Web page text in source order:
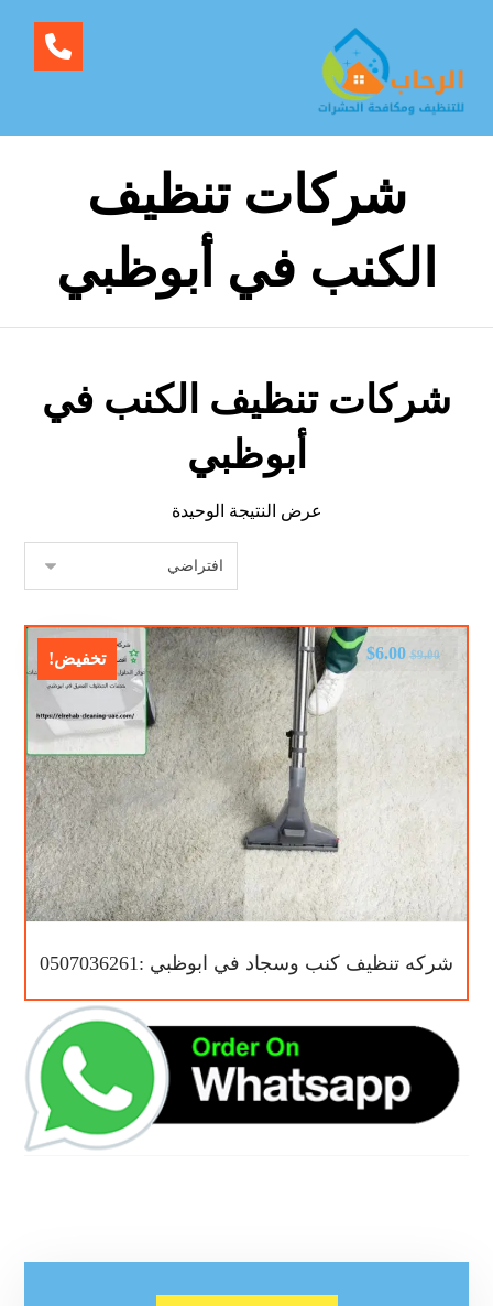
شركات تنظيف
الكنب في أبوظبي
شركات تنظيف الكنب في
أبوظبي
عرض النتيجة الوحيدة
تخفيض!
شركه تنظيف كنب وسجاد في ابوظبي :0507036261
$9.00
$6.00